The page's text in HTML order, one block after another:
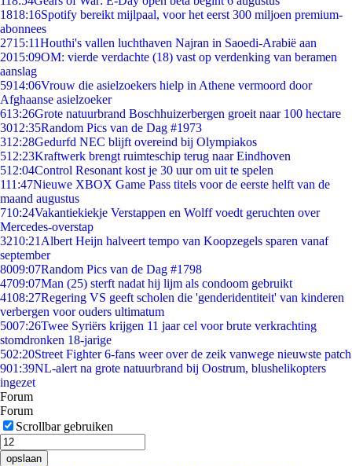
1818:16Spotify bereikt mijlpaal, voor het eerst 300 miljoen premium-
abonnees
2715:11Houthi's vallen luchthaven Najran in Saoedi-Arabië aan
2015:09OM: vierde verdachte (18) vast op verdenking van beramen
aanslag
5914:06Vrouw die asielzoekers hielp in Athene vermoord door
Afghaanse asielzoeker
613:26Grote natuurbrand Boschhuizerbergen groeit naar 100 hectare
3012:35Random Pics van de Dag #1973
312:28Gedurfd NEC blijft overeind bij Olympiakos
512:23Kraftwerk brengt ruimteschip terug naar Eindhoven
512:04Control Resonant kost je 30 uur om uit te spelen
111:47Nieuwe XBOX Game Pass titels voor de eerste helft van de
maand augustus
710:24Vakantiekiekje Verstappen en Wolff voedt geruchten over
Mercedes-overstap
3210:21 Albert Heijn halveert tempo van Koopzegels sparen vanaf
september
8009:07Random Pics van de Dag #1798
4709:07Man (25) sterft nadat hij lijm als condoom gebruikt
4108:27Regering VS geeft scholen die 'genderidentiteit' van kinderen
verbergen voor ouders ultimatum
5007:26Twee Syriërs krijgen 11 jaar cel voor brute verkrachting
stomdronken 18-jarige
502:20Street Fighter 6-fans weer over de zeik vanwege nieuwste patch
901:39NL-alert na grote natuurbrand bij Oostrum, blushelikopters
ingezet
Forum
Forum
Scrollbar gebruiken
opslaan